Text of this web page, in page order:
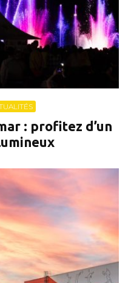
: profitez d’un